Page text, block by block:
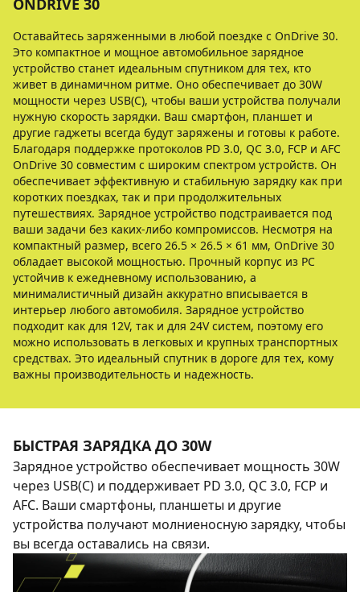
ONDRIVE 30
Оставайтесь заряженными в любой поездке с OnDrive 30.
Это компактное и мощное автомобильное зарядное
устройство станет идеальным спутником для тех, кто
живет в динамичном ритме. Оно обеспечивает до 30W
мощности через USB(C), чтобы ваши устройства получали
нужную скорость зарядки. Ваш смартфон, планшет и
другие гаджеты всегда будут заряжены и готовы к работе.
Благодаря поддержке протоколов PD 3.0, QC 3.0, FCP и AFC
OnDrive 30 совместим с широким спектром устройств. Он
обеспечивает эффективную и стабильную зарядку как при
коротких поездках, так и при продолжительных
путешествиях. Зарядное устройство подстраивается под
ваши задачи без каких-либо компромиссов. Несмотря на
компактный размер, всего 26.5 × 26.5 × 61 мм, OnDrive 30
обладает высокой мощностью. Прочный корпус из PC
устойчив к ежедневному использованию, а
минималистичный дизайн аккуратно вписывается в
интерьер любого автомобиля. Зарядное устройство
подходит как для 12V, так и для 24V систем, поэтому его
можно использовать в легковых и крупных транспортных
средствах. Это идеальный спутник в дороге для тех, кому
важны производительность и надежность.
БЫСТРАЯ ЗАРЯДКА ДО 30W
Зарядное устройство обеспечивает мощность 30W
через USB(C) и поддерживает PD 3.0, QC 3.0, FCP и
AFC. Ваши смартфоны, планшеты и другие
устройства получают молниеносную зарядку, чтобы
вы всегда оставались на связи.